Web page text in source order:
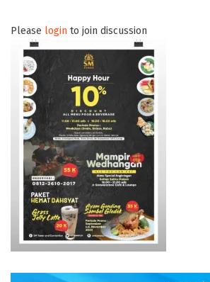
Please login to join discussion